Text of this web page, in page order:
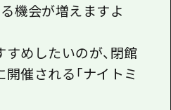
機会が増えますよ
めしたいのが、閉館
催される「ナイトミ